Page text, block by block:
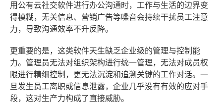
用公有云社交软件进行办公沟通时，工作与生活的边界变
得模糊，无关信息、营销广告等噪音会持续干扰员工注意
力，导致沟通效率不升反降。
更重要的是，这类软件天生缺乏企业级的管理与控制能
力。管理员无法对组织架构进行统一管理，无法对成员权
限进行精细控制，更无法沉淀和追溯关键的工作对话。一
旦发生员工离职或信息泄露，企业几乎没有有效的应对手
段，这对生产力构成了直接威胁。